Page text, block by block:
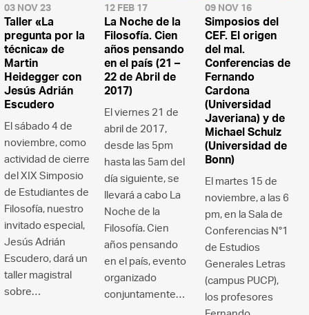
03 NOV 23
Taller «La
pregunta por la
técnica» de
Martin
Heidegger con
Jesús Adrián
Escudero
El sábado 4 de
noviembre, como
actividad de cierre
del XIX Simposio
de Estudiantes de
Filosofía, nuestro
invitado especial,
Jesús Adrián
Escudero, dará un
taller magistral
sobre…
12 FEB 17
La Noche de la
Filosofía. Cien
años pensando
en el país (21 –
22 de Abril de
2017)
El viernes 21 de
abril de 2017,
desde las 5pm
hasta las 5am del
día siguiente, se
llevará a cabo La
Noche de la
Filosofía. Cien
años pensando
en el país, evento
organizado
conjuntamente…
09 NOV 16
Simposios del
CEF. El origen
del mal.
Conferencias de
Fernando
Cardona
(Universidad
Javeriana) y de
Michael Schulz
(Universidad de
Bonn)
El martes 15 de
noviembre, a las 6
pm, en la Sala de
Conferencias N°1
de Estudios
Generales Letras
(campus PUCP),
los profesores